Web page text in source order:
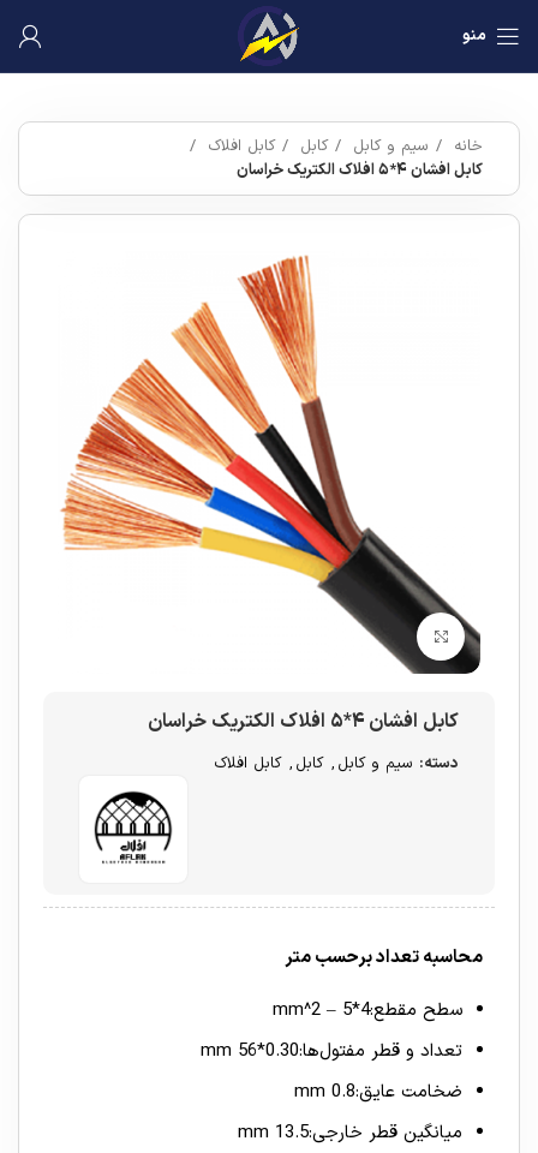
منو
خانه سیم و کابل کابل
کابل افلاک
کابل افشان ۴*۵ افلاک الکتریک خراسان
برای بزرگنمایی کلیک کنید
کابل افشان ۴*۵ افلاک الکتریک خراسان
دسته: سیم و کابل , کابل , کابل افلاک
محاسبه تعداد برحسب متر
سطح مقطع:4*5 – mm^2
تعداد و قطر مفتول‌ها:0.30*56 mm
ضخامت عایق:0.8 mm
میانگین قطر خارجی:13.5 mm